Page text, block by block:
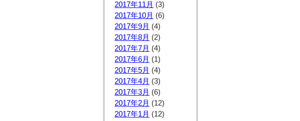
2017年11月 (3)
2017年10月 (6)
2017年9月 (4)
2017年8月 (2)
2017年7月 (4)
2017年6月 (1)
2017年5月 (4)
2017年4月 (3)
2017年3月 (6)
2017年2月 (12)
2017年1月 (12)